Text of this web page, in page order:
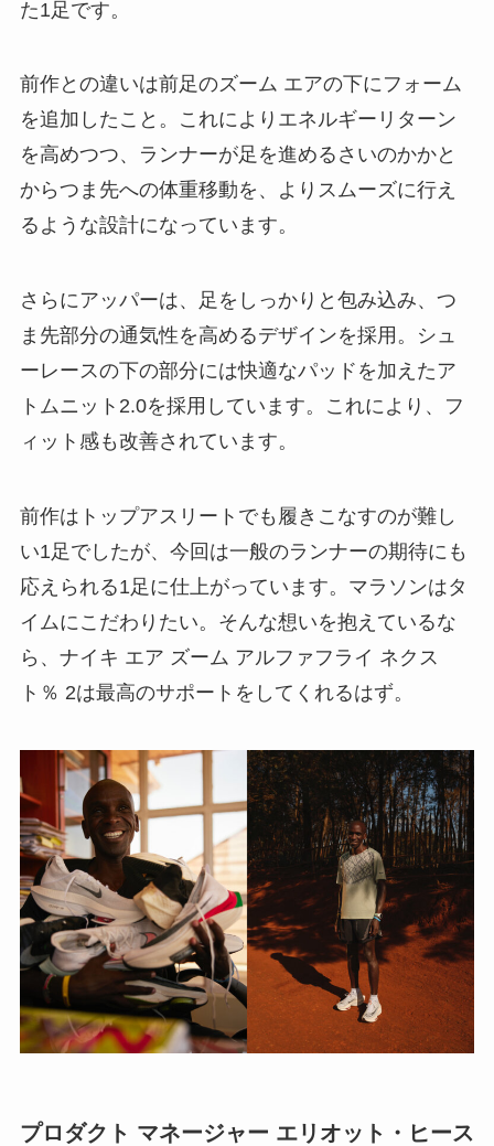
た1足です。
前作との違いは前足のズーム エアの下にフォーム
を追加したこと。これによりエネルギーリターン
を高めつつ、ランナーが足を進めるさいのかかと
からつま先への体重移動を、よりスムーズに行え
るような設計になっています。
さらにアッパーは、足をしっかりと包み込み、つ
ま先部分の通気性を高めるデザインを採用。シュ
ーレースの下の部分には快適なパッドを加えたア
トムニット2.0を採用しています。これにより、フ
ィット感も改善されています。
前作はトップアスリートでも履きこなすのが難し
い1足でしたが、今回は一般のランナーの期待にも
応えられる1足に仕上がっています。マラソンはタ
イムにこだわりたい。そんな想いを抱えているな
ら、ナイキ エア ズーム アルファフライ ネクス
ト％ 2は最高のサポートをしてくれるはず。
プロダクト マネージャー エリオット・ヒース